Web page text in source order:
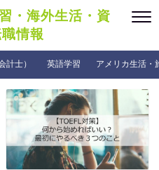
・海外生活・資
情報
計士） 英語学習 アメリカ生活・